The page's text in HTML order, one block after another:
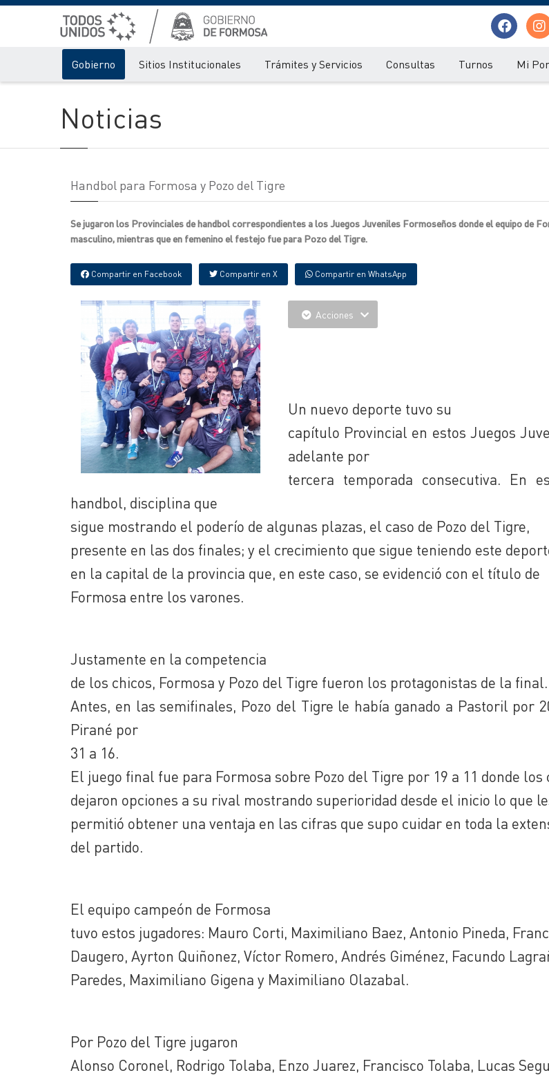
Gobierno Sitios Institucionales Trámites y Servicios Consultas Turnos Mi
Noticias
Handbol para Formosa y Pozo del Tigre
Se jugaron los Provinciales de handbol correspondientes a los Juegos Juveniles Formoseños donde el equipo de
masculino, mientras que en femenino el festejo fue para Pozo del Tigre.
Compartir en Facebook Compartir en X Compartir en WhatsApp
Acciones
Un nuevo deporte tuvo su
capítulo Provincial en estos Juegos
adelante por
tercera temporada consecutiva. En
handbol, disciplina que
sigue mostrando el poderío de algunas plazas, el caso de Pozo del Tigre,
presente en las dos finales; y el crecimiento que sigue teniendo este
en la capital de la provincia que, en este caso, se evidenció con el título de
Formosa entre los varones.
Justamente en la competencia
de los chicos, Formosa y Pozo del Tigre fueron los protagonistas de la final.
Antes, en las semifinales, Pozo del Tigre le había ganado a Pastoril por
Pirané por
31 a 16.
El juego final fue para Formosa sobre Pozo del Tigre por 19 a 11 donde los
dejaron opciones a su rival mostrando superioridad desde el inicio lo que
permitió obtener una ventaja en las cifras que supo cuidar en toda la
del partido.
El equipo campeón de Formosa
tuvo estos jugadores: Mauro Corti, Maximiliano Baez, Antonio Pineda,
Daugero, Ayrton Quiñonez, Víctor Romero, Andrés Giménez, Facundo
Paredes, Maximiliano Gigena y Maximiliano Olazabal.
Por Pozo del Tigre jugaron
Alonso Coronel, Rodrigo Tolaba, Enzo Juarez, Francisco Tolaba, Lucas